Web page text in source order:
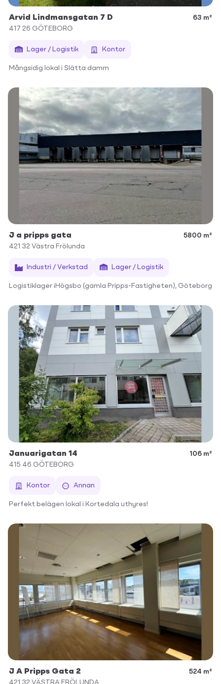
Arvid Lindmansgatan 7 D
63 m²
417 26 GÖTEBORG
Lager / Logistik Kontor
Mångsidig lokal i Slätta damm
J a pripps gata
5800 m²
421 32 Västra Frölunda
Industri / Verkstad Lager / Logistik
Logistiklager iHögsbo (gamla Pripps-Fastigheten), Göteborg
Januarigatan 14
106 m²
415 46 GÖTEBORG
Kontor Annan
Perfekt belägen lokal i Kortedala uthyres!
J A Pripps Gata 2
524 m²
421 32 VÄSTRA FRÖLUNDA